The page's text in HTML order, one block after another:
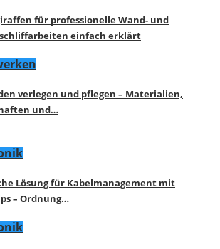
für professionelle Wand- und
einfach erklärt
verlegen und pflegen – Materialien,
und…
Lösung für Kabelmanagement mit
– Ordnung…